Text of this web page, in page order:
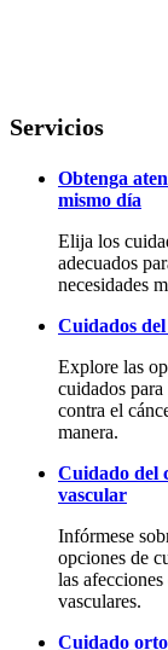
Servicios
Obtenga
mismo día
Elija los
adecuados
necesidades
Cuidados
Explore las
cuidados
contra el
manera.
Cuidado del
vascular
Infórmese
opciones de
las
vasculares.
Cuidado